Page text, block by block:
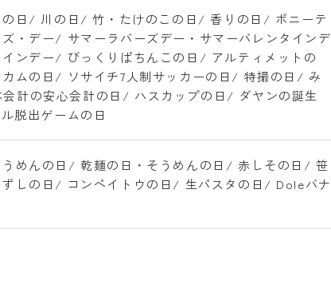
日/ 川の日/ 竹・たけのこの日/ 香りの日/ ポニーテ
・デー/ サマーラバーズデー・サマーバレンタインデ
ンデー/ びっくりぱちんこの日/ アルティメットの
ムの日/ ソサイチ7人制サッカーの日/ 特撮の日/ み
計の安心会計の日/ ハスカップの日/ ダヤンの誕生
脱出ゲームの日
めんの日/ 乾麺の日・そうめんの日/ 赤しその日/ 笹
しの日/ コンペイトウの日/ 生パスタの日/ Doleバナ